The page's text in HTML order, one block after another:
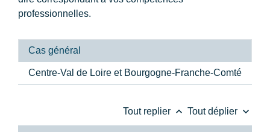
professionnelles.
Cas général
Centre-Val de Loire et Bourgogne-Franche-Comté
Tout replier keyboard_arrow_up Tout déplier keyboard_arrow_down